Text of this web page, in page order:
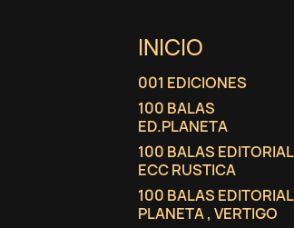
INICIO
001 EDICIONES
100 BALAS
ED.PLANETA
100 BALAS EDITORIAL
ECC RUSTICA
100 BALAS EDITORIAL
PLANETA , VERTIGO